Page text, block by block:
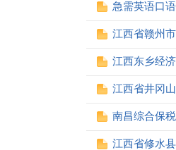
急需英语口
江西省赣州
江西东乡经
江西省井冈
南昌综合保
江西省修水